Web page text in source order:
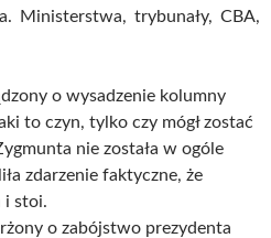
Ministerstwa, trybunały, CBA,
o wysadzenie kolumny
to czyn, tylko czy mógł zostać
nie została w ogóle
zdarzenie faktyczne, że
i stoi.
o zabójstwo prezydenta